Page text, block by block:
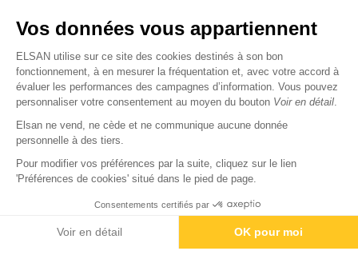
Vos données vous appartiennent
ELSAN utilise sur ce site des cookies destinés à son bon
fonctionnement, à en mesurer la fréquentation et, avec votre accord à
évaluer les performances des campagnes d’information. Vous pouvez
personnaliser votre consentement au moyen du bouton Voir en détail
Elsan ne vend, ne cède et ne communique aucune donnée
personnelle à des tiers.
Pour modifier vos préférences par la suite, cliquez sur le lien
'Préférences de cookies' situé dans le pied de page.
Consentements certifiés par
Voir en détail OK pour moi
Nous rejoindre
Devenir fournisseur
© Copyright 2026 Elsan
Mentions Légales-Données personnelles
Agence digitale : VOID